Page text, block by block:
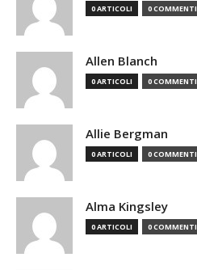
0 ARTICOLI 0 COMMENTI
Allen Blanch
0 ARTICOLI 0 COMMENTI
Allie Bergman
0 ARTICOLI 0 COMMENTI
Alma Kingsley
0 ARTICOLI 0 COMMENTI